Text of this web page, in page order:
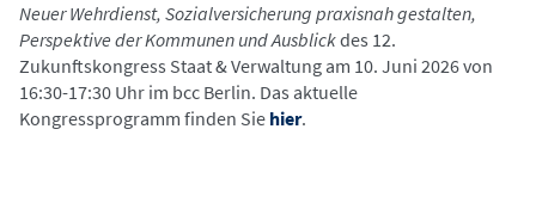
Neuer Wehrdienst, Sozialversicherung praxisnah gestalten,
Perspektive der Kommunen und Ausblickdes 12.
Zukunftskongress Staat & Verwaltung am 10. Juni 2026 von
16:30-17:30 Uhr im bcc Berlin. Das aktuelle
Kongressprogramm finden Sie hier.